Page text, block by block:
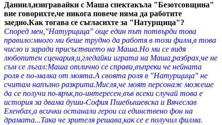
Даниил,изигравайки с Маша спектакъла "Безотсовщина"
вие говорихте,че никога повече няма да работите
заедно.Как тогава се съгласихте за "Натурщица"?
Според мен,"Натурщица" още един път потвърди това
правило:много ми беше трудно да работя в този филм,в това
число и заради присъствието на Маша.Но ми се видя
любопитен сценария,и,гледайки играта на Маша,разбрах,че не
съм се лъгал:Маша отлично се справи,въпреки че нейната
роля е по-малка от моята.А своята роля в "Натурщица" не
считам напълно разкрита.Мисля,че моят персонаж можеше
да се получи по-ярък,по-интересен,във всеки случай това е
история за двама души-София Пшебышевска и Вячеслав
Ехенбах,а всички останали герои са единствено фон на
драмата...Така че зрителя решава,как се е получил филма.